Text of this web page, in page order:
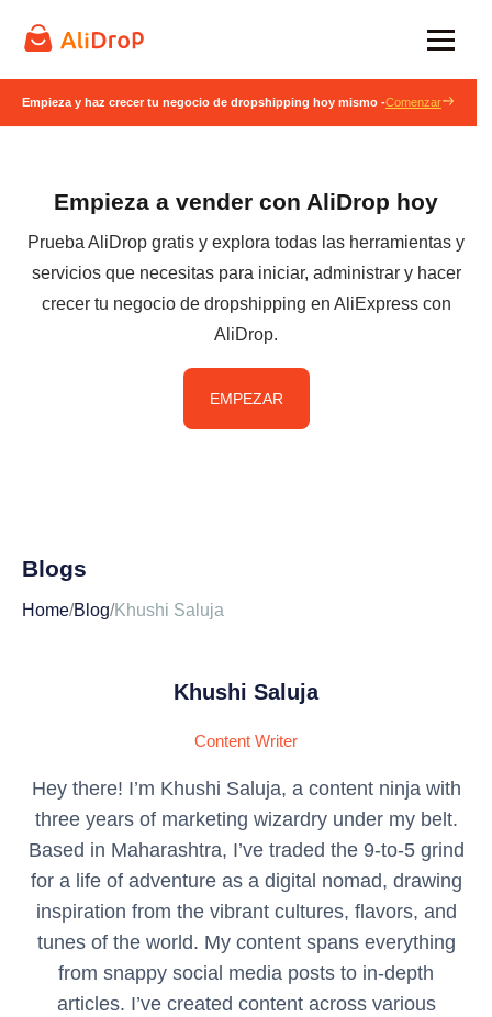
Empieza y haz crecer tu negocio de dropshipping hoy mismo -Comenzar
Empieza a vender con AliDrop hoy
Prueba AliDrop gratis y explora todas las herramientas y
servicios que necesitas para iniciar, administrar y hacer
crecer tu negocio de dropshipping en AliExpress con
AliDrop.
EMPEZAR
Blogs
Home/Blog/Khushi Saluja
Khushi Saluja
Content Writer
Hey there! I’m Khushi Saluja, a content ninja with
three years of marketing wizardry under my belt.
Based in Maharashtra, I’ve traded the 9-to-5 grind
for a life of adventure as a digital nomad, drawing
inspiration from the vibrant cultures, flavors, and
tunes of the world. My content spans everything
from snappy social media posts to in-depth
articles. I’ve created content across various